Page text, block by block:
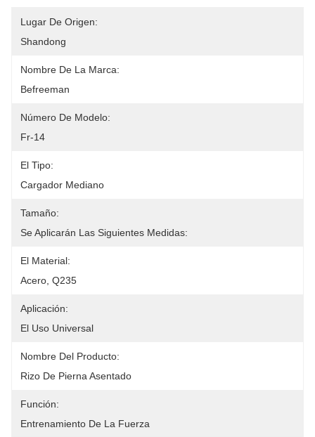
Lugar De Origen:
Shandong
Nombre De La Marca:
Befreeman
Número De Modelo:
Fr-14
El Tipo:
Cargador Mediano
Tamaño:
Se Aplicarán Las Siguientes Medidas:
El Material:
Acero, Q235
Aplicación:
El Uso Universal
Nombre Del Producto:
Rizo De Pierna Asentado
Función:
Entrenamiento De La Fuerza